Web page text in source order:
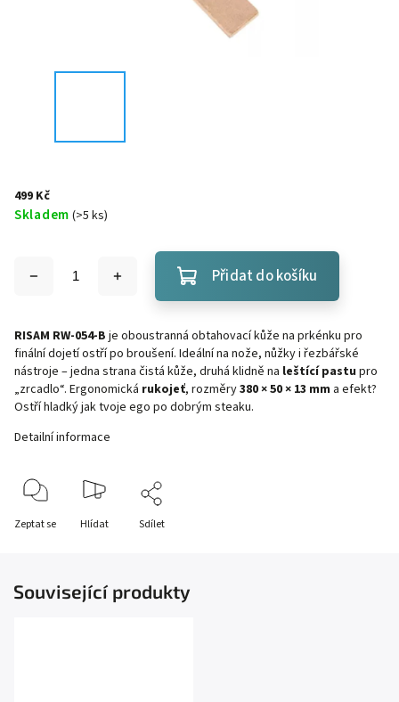
499 Kč
Skladem (>5 ks)
Přidat do košíku
RISAM RW-054-B je oboustranná obtahovací kůže na prkénku pro
finální dojetí ostří po broušení. Ideální na nože, nůžky i řezbářské
nástroje – jedna strana čistá kůže, druhá klidně na leštící pastu pro
„zrcadlo“. Ergonomická rukojeť, rozměry380 × 50 × 13 mm a efekt?
Ostří hladký jak tvoje ego po dobrým steaku.
Detailní informace
Zeptat se Hlídat Sdílet
Související produkty